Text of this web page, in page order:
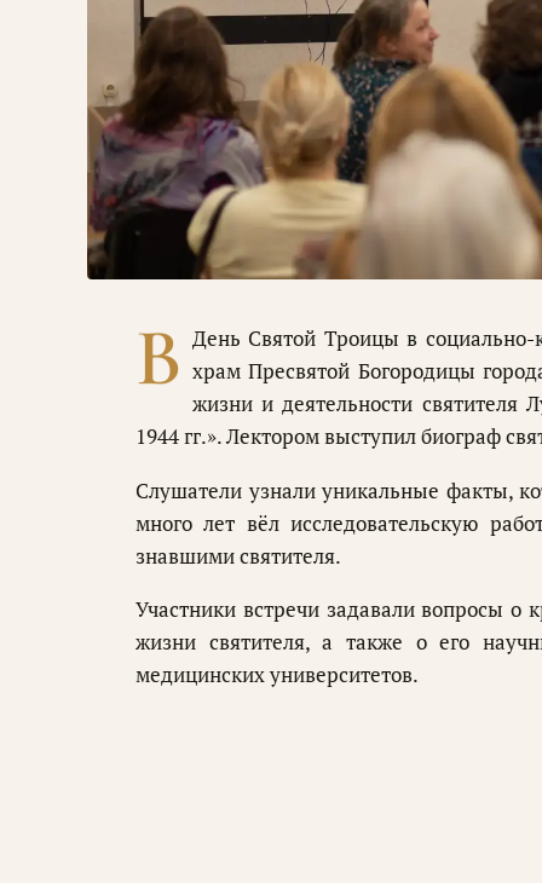
В День Святой Троицы в социально-
храм Пресвятой Богородицы
жизни и деятельности святителя
1944 гг.». Лектором выступил биограф
Слушатели узнали уникальные факты,
много лет вёл исследовательскую
знавшими святителя.
Участники встречи задавали вопросы о
жизни святителя, а также о его
медицинских университетов.